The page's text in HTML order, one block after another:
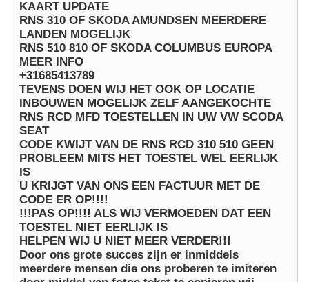
KAART UPDATE
RNS 310 OF SKODA AMUNDSEN MEERDERE
LANDEN MOGELIJK
RNS 510 810 OF SKODA COLUMBUS EUROPA
MEER INFO
+31685413789
TEVENS DOEN WIJ HET OOK OP LOCATIE
INBOUWEN MOGELIJK ZELF AANGEKOCHTE
RNS RCD MFD TOESTELLEN IN UW VW SCODA
SEAT
CODE KWIJT VAN DE RNS RCD 310 510 GEEN
PROBLEEM MITS HET TOESTEL WEL EERLIJK
IS
U KRIJGT VAN ONS EEN FACTUUR MET DE
CODE ER OP!!!!
!!!PAS OP!!!! ALS WIJ VERMOEDEN DAT EEN
TOESTEL NIET EERLIJK IS
HELPEN WIJ U NIET MEER VERDER!!!
Door ons grote succes zijn er inmiddels
meerdere mensen die ons proberen te imiteren